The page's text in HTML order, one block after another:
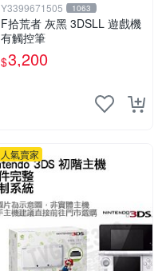
Y3399671505 1063
F拾荒者 灰黑 3DSLL 遊戲機
有觸控筆
$3,200
人氣賣家